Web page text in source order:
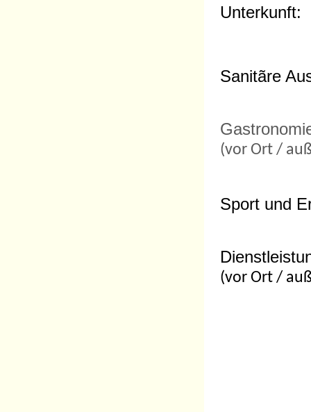
Unterkunft:
Sanitãre
(vor Ort /
Sport und
(vor Ort /